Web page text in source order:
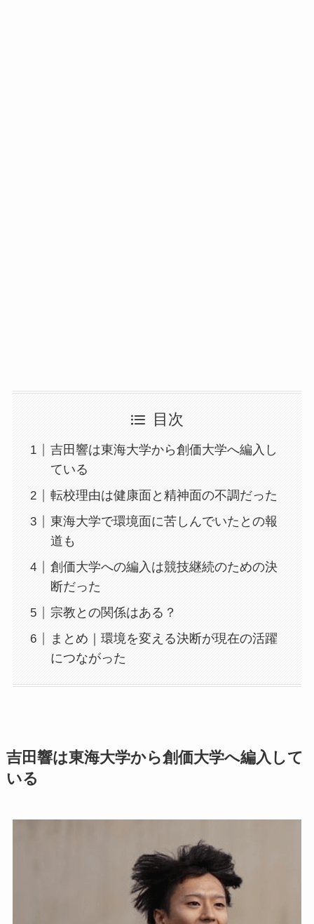
目次
吉田響は東海大学から創価大学へ編入し
ている
転校理由は健康面と精神面の不調だった
東海大学で環境面に苦しんでいたとの報
道も
創価大学への編入は競技継続のための決
断だった
宗教との関係はある？
まとめ｜環境を変える決断が現在の活躍
につながった
吉田響は東海大学から創価大学へ編入して
いる